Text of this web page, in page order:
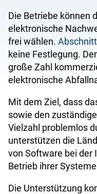
Die Betriebe können
elektronische
frei wählen.
keine Festlegung.
große Zahl
elektronische
Mit dem Ziel, dass
sowie den
Vielzahl problemlos
unterstützen die
von Software bei der
Betrieb ihrer
Die Unterstützung